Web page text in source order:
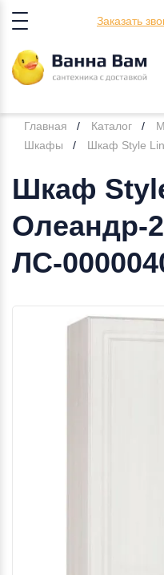
Заказать
Главная Каталог
Шкафы
Шкаф Style
Шкаф
Олеандр-
ЛС-